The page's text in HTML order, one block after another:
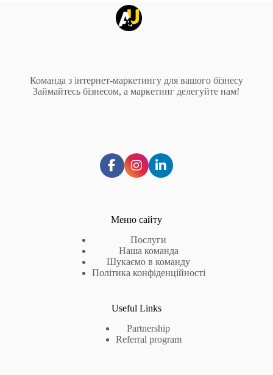
Команда з інтернет-маркетингу для вашого бізнесу
Займайтесь бізнесом, а маркетинг делегуйте нам!
Меню сайту
Послуги
Наша команда
Шукаємо в команду
Політика конфіденційності
Useful Links
Partnership
Referral program